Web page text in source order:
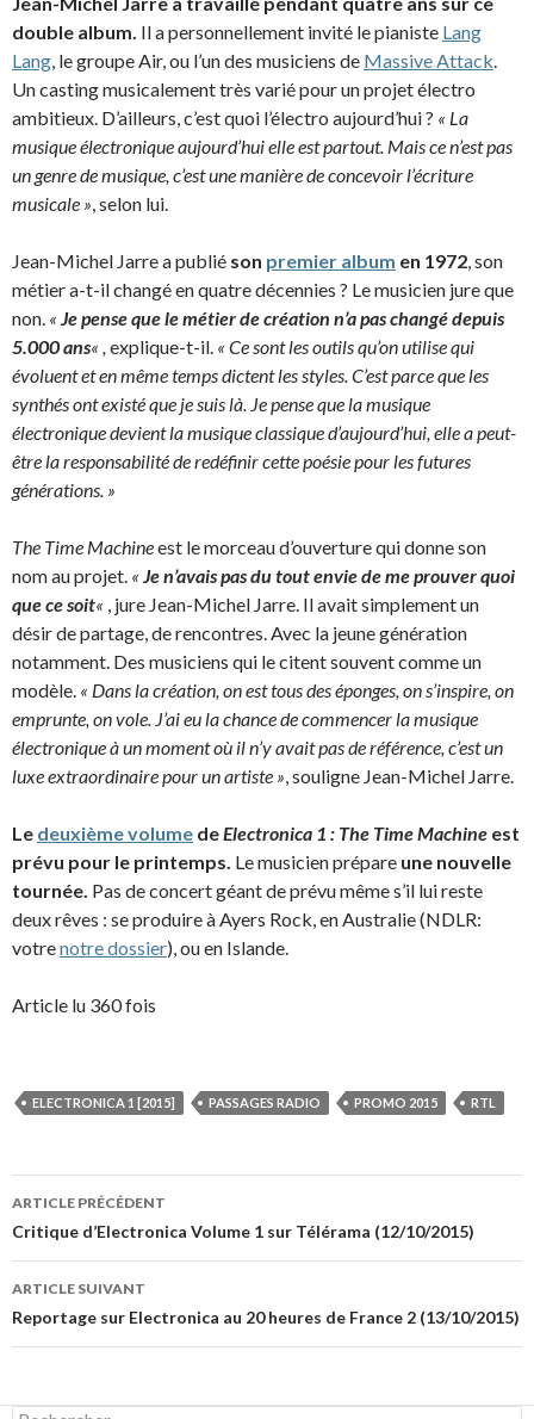
double album. Il a personnellement invité le pianiste Lang
Lang, le groupe Air, ou l’un des musiciens de Massive Attack.
Un casting musicalement très varié pour un projet électro
ambitieux. D’ailleurs, c’est quoi l’électro aujourd’hui ? « La
musique électronique aujourd’hui elle est partout. Mais ce n’est pas
un genre de musique, c’est une manière de concevoir l’écriture
musicale », selon lui.
Jean-Michel Jarre a publié son premier album en 1972, son
métier a-t-il changé en quatre décennies ? Le musicien jure que
non. « Je pense que le métier de création n’a pas changé depuis
5.000 ans« , explique-t-il. « Ce sont les outils qu’on utilise qui
évoluent et en même temps dictent les styles. C’est parce que les
synthés ont existé que je suis là. Je pense que la musique
électronique devient la musique classique d’aujourd’hui, elle a peut-
être la responsabilité de redéfinir cette poésie pour les futures
générations. »
The Time Machineest le morceau d’ouverture qui donne son
nom au projet. « Je n’avais pas du tout envie de me prouver quoi
que ce soit« , jure Jean-Michel Jarre. Il avait simplement un
désir de partage, de rencontres. Avec la jeune génération
notamment. Des musiciens qui le citent souvent comme un
modèle. « Dans la création, on est tous des éponges, on s’inspire, on
emprunte, on vole. J’ai eu la chance de commencer la musique
électronique à un moment où il n’y avait pas de référence, c’est un
luxe extraordinaire pour un artiste », souligne Jean-Michel Jarre.
Le deuxième volume deElectronica 1 : The Time Machine est
prévu pour le printemps. Le musicien prépare une nouvelle
tournée. Pas de concert géant de prévu même s’il lui reste
deux rêves : se produire à Ayers Rock, en Australie (NDLR:
votrenotre dossier), ou en Islande.
Article lu 360 fois
ELECTRONICA 1 [2015] PASSAGES RADIO PROMO 2015 RTL
Navigation
des
articles
ARTICLE PRÉCÉDENT
Critique d’Electronica Volume 1 sur Télérama (12/10/2015)
ARTICLE SUIVANT
Reportage sur Electronica au 20 heures de France 2 (13/10/2015)
Rechercher :